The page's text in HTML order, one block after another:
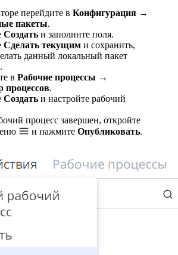
перейдите в Конфигурация →
пакеты.
Создать и заполните поля.
Сделать текущим и сохранить,
данный локальный пакет
.
в Рабочие процессы →
процессов.
Создать и настройте рабочий
процесс завершен, откройте
и нажмите Опубликовать.